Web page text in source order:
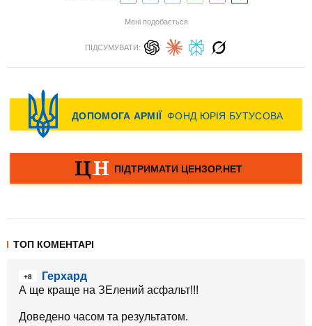
Мені подобається
ПІДСУМУВАТИ:
ТОП КОМЕНТАРІ
+8
Герхард
А ще краще на ЗЕлений асфальт!!!
Доведено часом та результатом.